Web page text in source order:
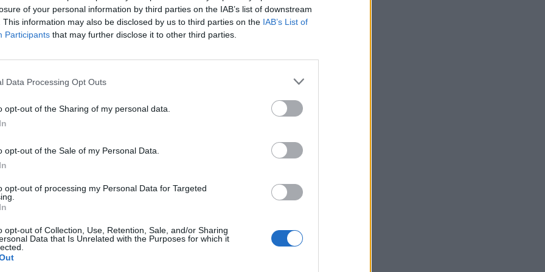
of your personal information by third parties on the IAB’s list of downstream
This information may also be disclosed by us to third parties on the IAB’s List of
Participants that may further disclose it to other third parties.
Data Processing Opt Outs
opt-out of the Sharing of my personal data.
opt-out of the Sale of my Personal Data.
opt-out of processing my Personal Data for Targeted
opt-out of Collection, Use, Retention, Sale, and/or Sharing
Data that Is Unrelated with the Purposes for which it
a cég befektetési igazgatója.
Forum 2026A hazai ingatlanpiac legnagyobb üzleti és networking találkozója! Idén
és jelentkezésA FŐTÁV Budapesten a lakásokon túl olyan nagyobb
DirectorFőtáv Tovább »A Kéménymentes Belváros programjának...
portfolio.hu hírarchívumához tartozik, melynek olvasása előfizetéses
tartalmazza:
cikkarchívum
elmúlt 2 év napon belüli
Előfizetés